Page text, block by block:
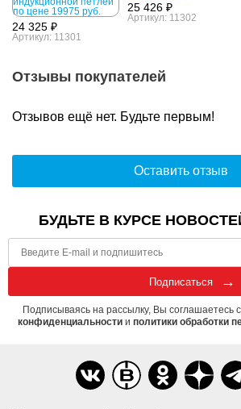
24 325 ₽
Артикул: 11301
25 426 ₽
Артикул: 11302
Отзывы покупателей
Отзывов ещё нет. Будьте первым!
Оставить отзыв
БУДЬТЕ В КУРСЕ
Подписаться
Подписываясь на рассылку, Вы соглашаетесь
конфиденциальностии политики обработки